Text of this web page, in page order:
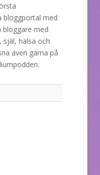
bloggportal med
bloggare med
själ, hälsa och
även gärna på